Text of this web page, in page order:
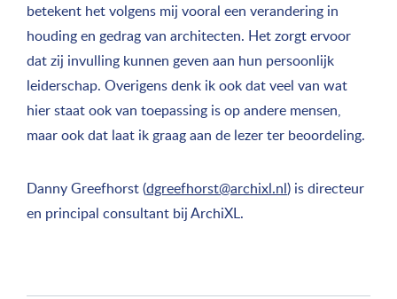
betekent het volgens mij vooral een verandering in
houding en gedrag van architecten. Het zorgt ervoor
dat zij invulling kunnen geven aan hun persoonlijk
leiderschap. Overigens denk ik ook dat veel van wat
hier staat ook van toepassing is op andere mensen,
maar ook dat laat ik graag aan de lezer ter beoordeling.
Danny Greefhorst (dgreefhorst@archixl.nl) is directeur
en principal consultant bij ArchiXL.